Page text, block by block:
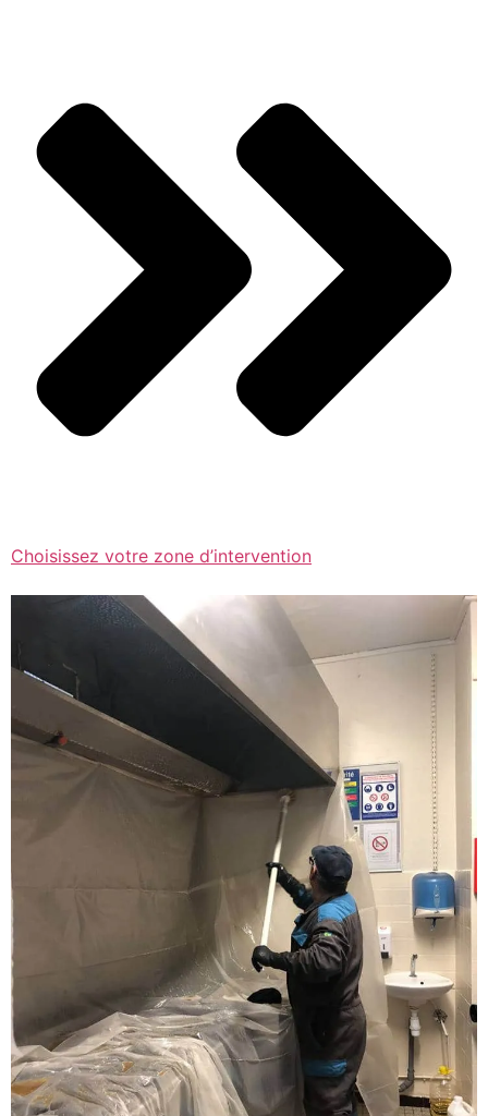
Choisissez votre zone d’intervention